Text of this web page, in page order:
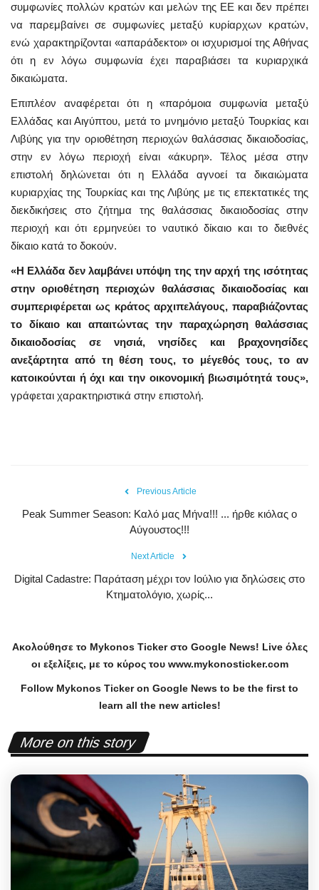
συμφωνίες πολλών κρατών και μελών της ΕΕ και δεν πρέπει
να παρεμβαίνει σε συμφωνίες μεταξύ κυρίαρχων κρατών,
ενώ χαρακτηρίζονται «απαράδεκτοι» οι ισχυρισμοί της Αθήνας
ότι η εν λόγω συμφωνία έχει παραβιάσει τα κυριαρχικά
δικαιώματα.
Επιπλέον αναφέρεται ότι η «παρόμοια συμφωνία μεταξύ
Ελλάδας και Αιγύπτου, μετά το μνημόνιο μεταξύ Τουρκίας και
Λιβύης για την οριοθέτηση περιοχών θαλάσσιας δικαιοδοσίας,
στην εν λόγω περιοχή είναι «άκυρη». Τέλος μέσα στην
επιστολή δηλώνεται ότι η Ελλάδα αγνοεί τα δικαιώματα
κυριαρχίας της Τουρκίας και της Λιβύης με τις επεκτατικές της
διεκδικήσεις στο ζήτημα της θαλάσσιας δικαιοδοσίας στην
περιοχή και ότι ερμηνεύει το ναυτικό δίκαιο και το διεθνές
δίκαιο κατά το δοκούν.
«Η Ελλάδα δεν λαμβάνει υπόψη της την αρχή της ισότητας
στην οριοθέτηση περιοχών θαλάσσιας δικαιοδοσίας και
συμπεριφέρεται ως κράτος αρχιπελάγους, παραβιάζοντας
το δίκαιο και απαιτώντας την παραχώρηση θαλάσσιας
δικαιοδοσίας σε νησιά, νησίδες και βραχονησίδες
ανεξάρτητα από τη θέση τους, το μέγεθός τους, το αν
κατοικούνται ή όχι και την οικονομική βιωσιμότητά τους»,
γράφεται χαρακτηριστικά στην επιστολή.
Previous Article
Peak Summer Season: Kαλό μας Μήνα!!! ... ήρθε κιόλας ο
Αύγουστος!!!
Next Article
Digital Cadastre: Παράταση μέχρι τον Ιούλιο για δηλώσεις στο
Κτηματολόγιο, χωρίς...
Ακολούθησε το Mykonos Tickerστο Google News! Liveόλες
οι εξελίξεις, με το κύρος του www.mykonosticker.com
Follow Mykonos Ticker on Google News to be the first to
learn all the new articles!
More on this story